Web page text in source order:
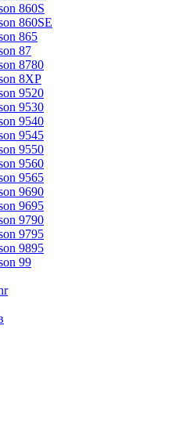
860S
860SE
865
87
8780
8XP
9520
9530
9540
9545
9550
9560
9565
9690
9695
9790
9795
9895
99